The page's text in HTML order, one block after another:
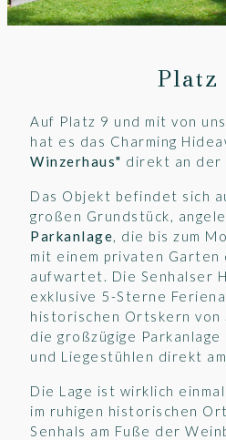
Platz
Auf Platz 9 und mit von
hat es das Charming
Winzerhaus" direkt an der
Das Objekt befindet sich
großen Grundstück,
Parkanlage, die bis zum
mit einem privaten
aufwartet. Die Senhalser
exklusive 5-Sterne
historischen Ortskern von
die großzügige Parkanlage
und Liegestühlen direkt
Die Lage ist wirklich
im ruhigen historischen
Senhals am Fuße der